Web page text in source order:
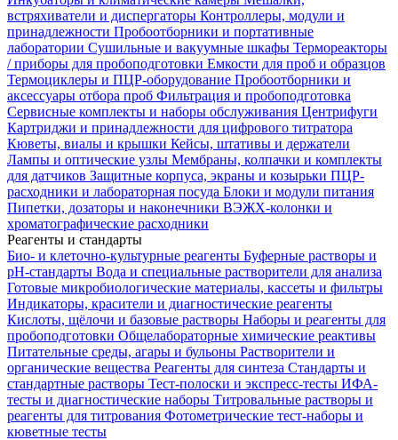
встряхиватели и диспергаторы Контроллеры, модули и
принадлежности Пробоотборники и портативные
лаборатории Сушильные и вакуумные шкафы Термореакторы
/ приборы для пробоподготовки Емкости для проб и образцов
Термоциклеры и ПЦР-оборудование Пробоотборники и
аксессуары отбора проб Фильтрация и пробоподготовка
Сервисные комплекты и наборы обслуживания Центрифуги
Картриджи и принадлежности для цифрового титратора
Кюветы, виалы и крышки Кейсы, штативы и держатели
Лампы и оптические узлы Мембраны, колпачки и комплекты
для датчиков Защитные корпуса, экраны и козырьки ПЦР-
расходники и лабораторная посуда Блоки и модули питания
Пипетки, дозаторы и наконечники ВЭЖХ-колонки и
хроматографические расходники
Реагенты и стандарты
Био- и клеточно-культурные реагенты Буферные растворы и
pH-стандарты Вода и специальные растворители для анализа
Готовые микробиологические материалы, кассеты и фильтры
Индикаторы, красители и диагностические реагенты
Кислоты, щёлочи и базовые растворы Наборы и реагенты для
пробоподготовки Общелабораторные химические реактивы
Питательные среды, агары и бульоны Растворители и
органические вещества Реагенты для синтеза Стандарты и
стандартные растворы Тест-полоски и экспресс-тесты ИФА-
тесты и диагностические наборы Титровальные растворы и
реагенты для титрования Фотометрические тест-наборы и
кюветные тесты